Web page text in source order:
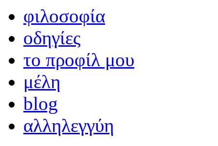
φιλοσοφία
οδηγίες
το προφίλ μου
μέλη
blog
αλληλεγγύη